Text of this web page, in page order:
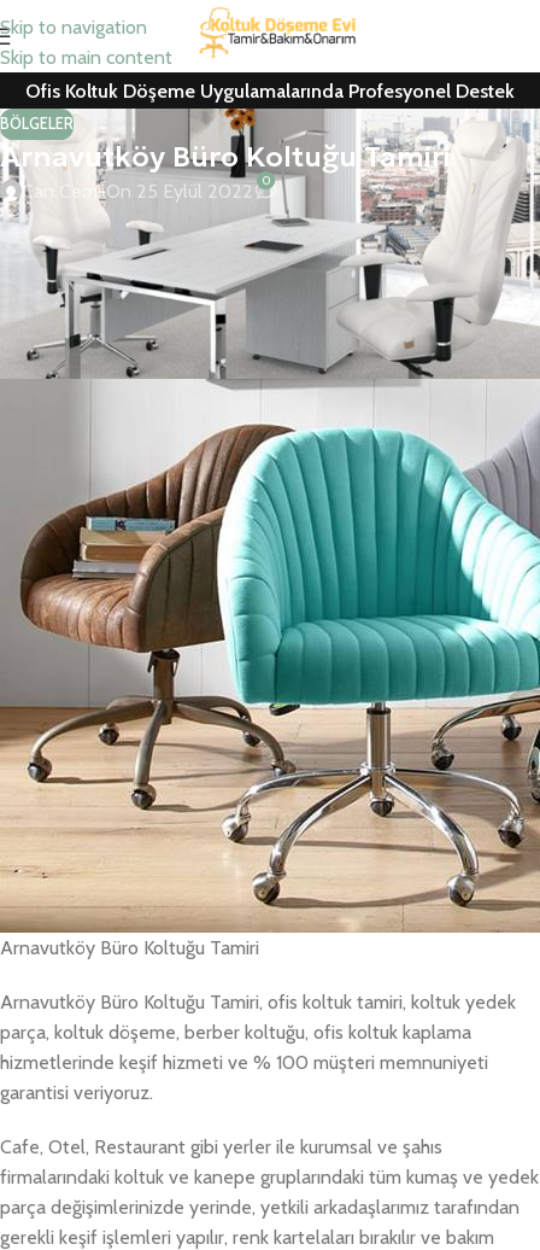
Skip to navigation
Skip to main content
Ofis Koltuk Döşeme Uygulamalarında Profesyonel Destek
BÖLGELER
Arnavutköy Büro Koltuğu Tamiri
Can CemilOn 25 Eylül 2022 0
Arnavutköy Büro Koltuğu Tamiri
Arnavutköy Büro Koltuğu Tamiri, ofis koltuk tamiri, koltuk yedek
parça, koltuk döşeme, berber koltuğu, ofis koltuk kaplama
hizmetlerinde keşif hizmeti ve % 100 müşteri memnuniyeti
garantisi veriyoruz.
Cafe, Otel, Restaurant gibi yerler ile kurumsal ve şahıs
firmalarındaki koltuk ve kanepe gruplarındaki tüm kumaş ve yedek
parça değişimlerinizde yerinde, yetkili arkadaşlarımız tarafından
gerekli keşif işlemleri yapılır, renk kartelaları bırakılır ve bakım